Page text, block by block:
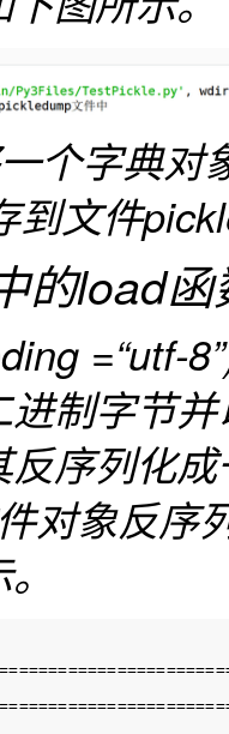
个字典对
到文件
的load函
=“utf-
制字节
序列化
对象反序